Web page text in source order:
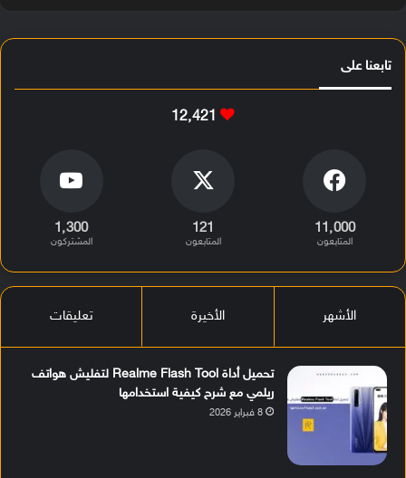
تابعنا على
12٬421
11٬000
المتابعون
121
المتابعون
1٬300
المشتركون
الأشهر الأخيرة تعليقات
تحميل أداة Realme Flash Tool لتفليش هواتف
ريلمي مع شرح كيفية استخدامها
8 فبراير 2026